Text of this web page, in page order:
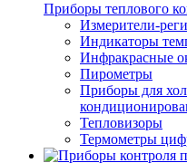
Приборы теплового
Измерители-
Индикаторы
Инфракрасные
Пирометры
Приборы для
Тепловизоры
Термометры